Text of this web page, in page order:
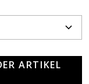
ARTIKEL